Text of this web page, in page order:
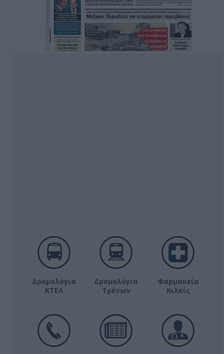
Δρομολόγια
ΚΤΕΛ
Δρομολόγια
Τρένων
Φαρμακεία
Κιλκίς